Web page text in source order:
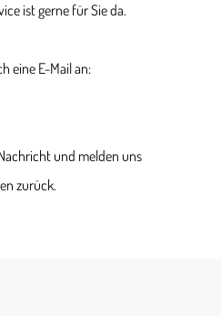
ist gerne für Sie da.
eine E-Mail an:
und melden uns
zurück.